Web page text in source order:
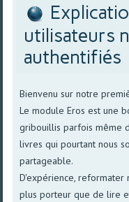
utilisateurs
authentifiés
Bienvenu sur notre
Le module Eros est une
gribouillis parfois même
livres qui pourtant nous
partageable.
D'expérience, reformater
plus porteur que de lire